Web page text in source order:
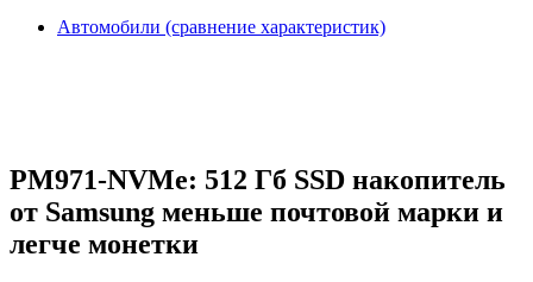
Автомобили (сравнение характеристик)
PM971-NVMe: 512 Гб SSD накопитель
от Samsung меньше почтовой марки и
легче монетки